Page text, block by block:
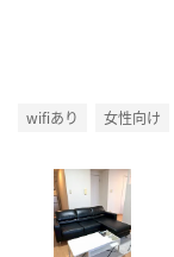
wifiあり 女性向け